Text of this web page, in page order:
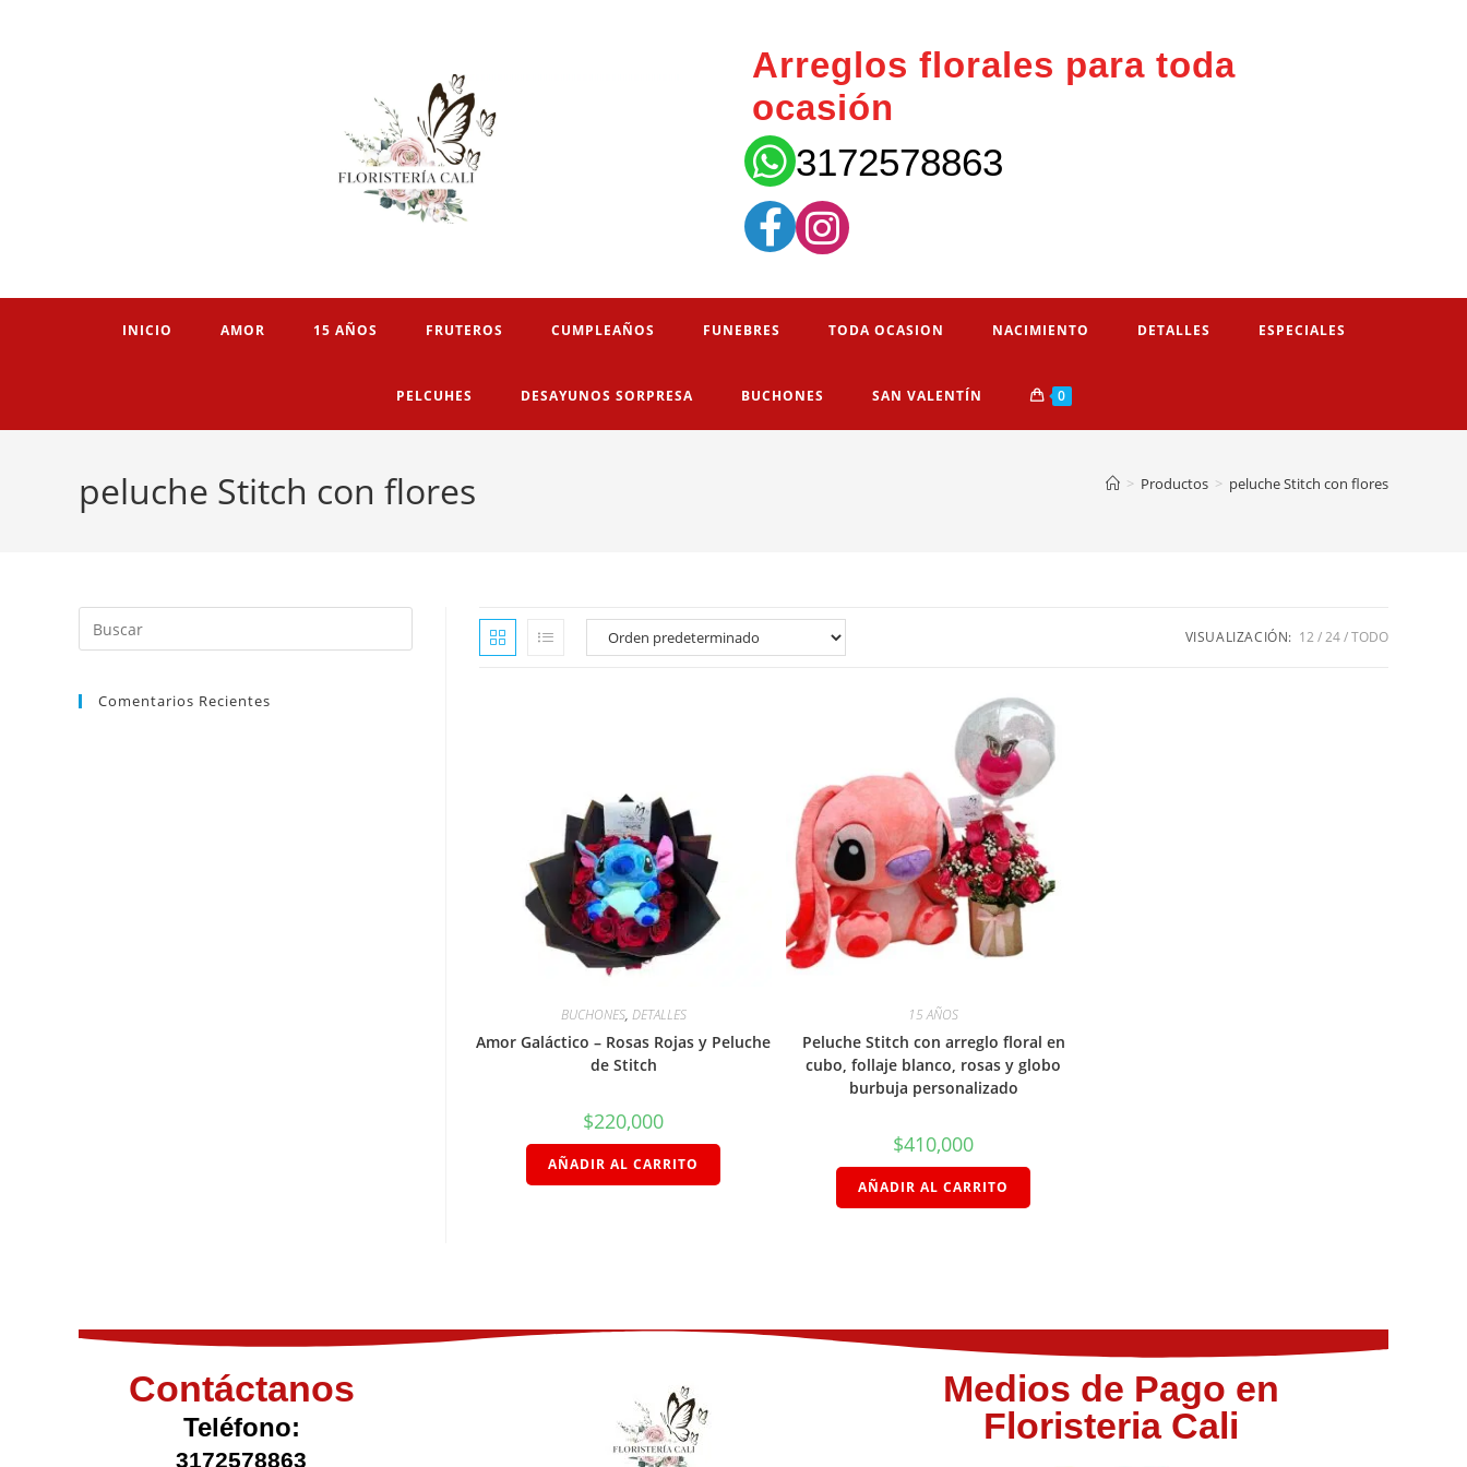
Arreglos florales para toda
ocasión
3172578863
INICIO AMOR 15 AÑOS FRUTEROS CUMPLEAÑOS FUNEBRES TODA OCASION NACIMIENTO DETALLES ESPECIALES
PELCUHES DESAYUNOS SORPRESA BUCHONES SAN VALENTÍN 0
peluche Stitch con flores > Productos > peluche Stitch con flores
VISUALIZACIÓN: 12 24 TODO
BUCHONES, DETALLES
Amor Galáctico – Rosas Rojas y Peluche
de Stitch
$220,000
AÑADIR AL CARRITO
15 AÑOS
Peluche Stitch con arreglo floral en
cubo, follaje blanco, rosas y globo
burbuja personalizado
$410,000
AÑADIR AL CARRITO
Comentarios Recientes
Contáctanos
Teléfono:
3172578863
Medios de Pago en
Floristeria Cali